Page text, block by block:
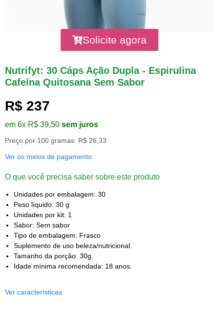
Solicite agora
Nutrifyt: 30 Cáps Ação Dupla - Espirulina
Cafeína Quitosana Sem Sabor
R$ 237
em 6x R$ 39,50 sem juros
Preço por 100 gramas: R$ 26,33
Ver os meios de pagamento
O que você precisa saber sobre este produto
Unidades por embalagem: 30
Peso líquido: 30 g
Unidades por kit: 1
Sabor: Sem sabor
Tipo de embalagem: Frasco
Suplemento de uso beleza/nutricional.
Tamanho da porção: 30g.
Idade mínima recomendada: 18 anos.
Ver características